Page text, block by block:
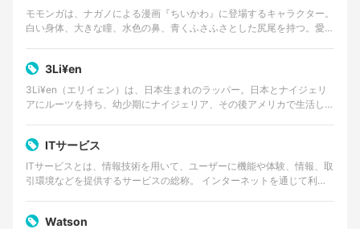
モモンガは、ナガノによる漫画『ちいかわ』に登場するキャラクター。
白い身体、大きな瞳、水色の鼻、青くふさふさとした尻尾を持つ。愛ら
3Li¥en
3Li¥en（エリイェン）は、日本生まれのラッパー。日本とナイジェリ
アにルーツを持ち、幼少期にナイジェリア、その後アメリカで生活した
ITサービス
ITサービスとは、情報技術を用いて、ユーザーに機能や体験、情報、取
引環境などを提供するサービスの総称。 インターネットを通じて利用
Watson